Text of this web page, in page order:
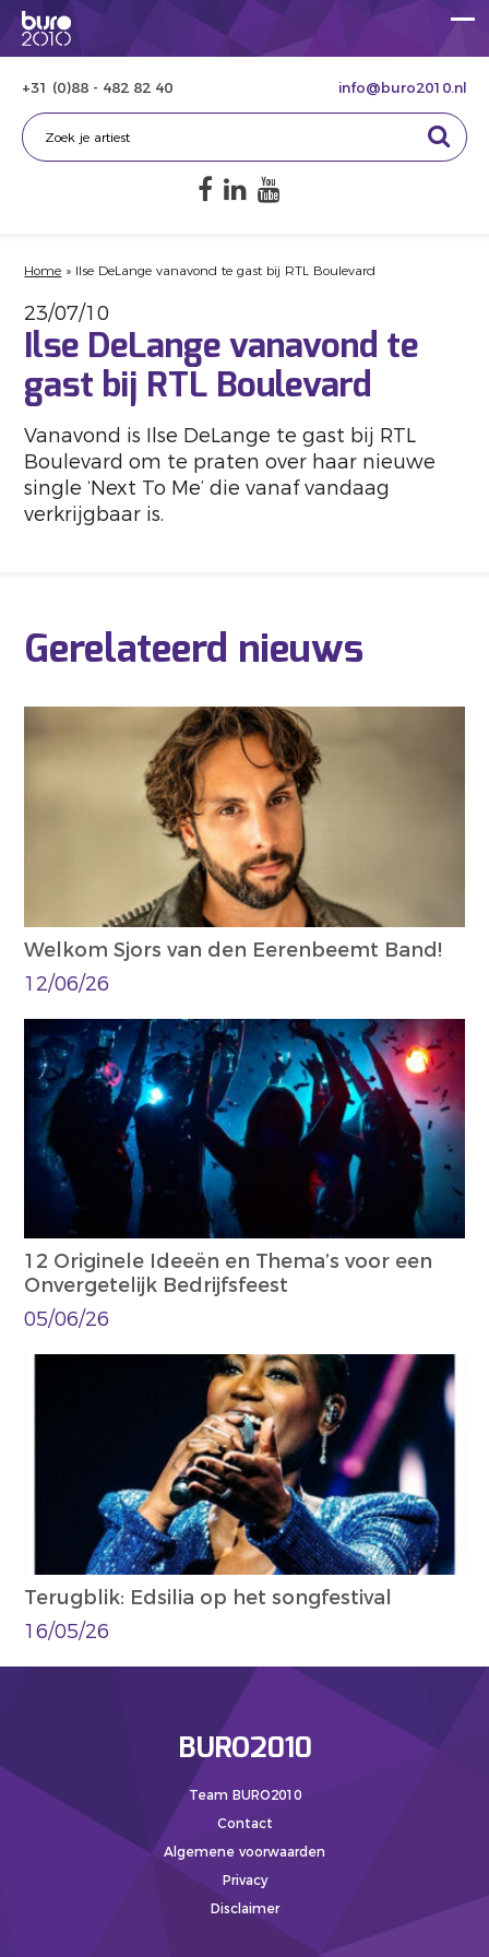
+31 (0)88 - 482 82 40 info@buro2010.nl
Home » Ilse DeLange vanavond te gast bij RTL Boulevard
23/07/10
Ilse DeLange vanavond te
gast bij RTL Boulevard
Vanavond is Ilse DeLange te gast bij RTL
Boulevard om te praten over haar nieuwe
single ‘Next To Me’ die vanaf vandaag
verkrijgbaar is.
Gerelateerd nieuws
Welkom Sjors van den Eerenbeemt Band!
12/06/26
12 Originele Ideeën en Thema’s voor een
Onvergetelijk Bedrijfsfeest
05/06/26
Terugblik: Edsilia op het songfestival
16/05/26
BURO2010
Team BURO2010
Contact
Algemene voorwaarden
Privacy
Disclaimer